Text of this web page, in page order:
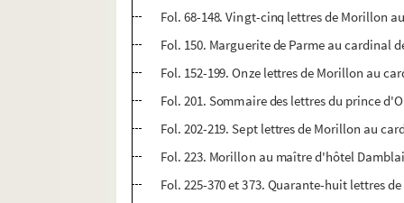
Fol. 68-148. Vingt-cinq lettres de Morillon
Fol. 150. Marguerite de Parme au cardinal
Fol. 152-199. Onze lettres de Morillon au
Fol. 201. Sommaire des lettres du prince
Fol. 202-219. Sept lettres de Morillon au
Fol. 223. Morillon au maître d'hôtel
Fol. 225-370 et 373. Quarante-huit lettres